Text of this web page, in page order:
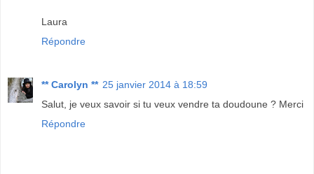
Laura
Répondre
** Carolyn ** 25 janvier 2014 à 18:59
Salut, je veux savoir si tu veux vendre ta doudoune ? Merci
Répondre